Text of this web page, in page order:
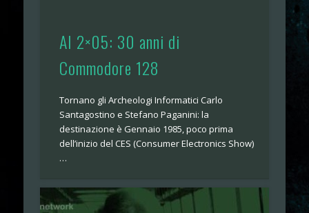
AI 2×05: 30 anni di
Commodore 128
Tornano gli Archeologi Informatici Carlo
Santagostino e Stefano Paganini: la
destinazione è Gennaio 1985, poco prima
dell’inizio del CES (Consumer Electronics Show)
…